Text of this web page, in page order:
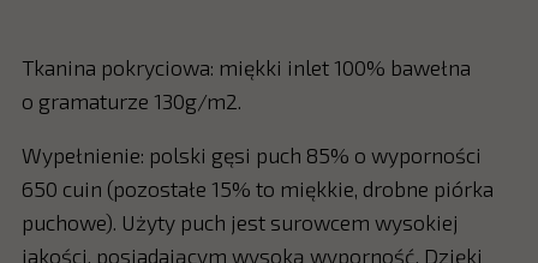
Tkanina pokryciowa: miękki inlet 100% bawełna
o gramaturze 130g/m2.
Wypełnienie: polski gęsi puch 85% o wyporności
650 cuin (pozostałe 15% to miękkie, drobne piórka
puchowe). Użyty puch jest surowcem wysokiej
jakości, posiadającym wysoką wyporność. Dzięki